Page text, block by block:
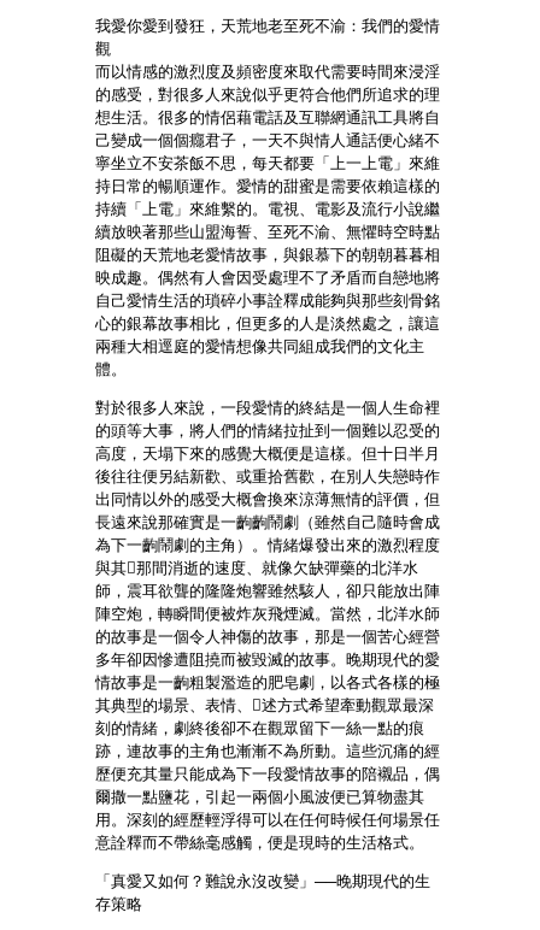
我愛你愛到發狂，天荒地老至死不渝：我們的愛情
觀
而以情感的激烈度及頻密度來取代需要時間來浸淫
的感受，對很多人來說似乎更符合他們所追求的理
想生活。很多的情侶藉電話及互聯網通訊工具將自
己變成一個個癮君子，一天不與情人通話便心緒不
寧坐立不安茶飯不思，每天都要「上一上電」來維
持日常的暢順運作。愛情的甜蜜是需要依賴這樣的
持續「上電」來維繫的。電視、電影及流行小說繼
續放映著那些山盟海誓、至死不渝、無懼時空時點
阻礙的天荒地老愛情故事，與銀慕下的朝朝暮暮相
映成趣。偶然有人會因受處理不了矛盾而自戀地將
自己愛情生活的瑣碎小事詮釋成能夠與那些刻骨銘
心的銀幕故事相比，但更多的人是淡然處之，讓這
兩種大相逕庭的愛情想像共同組成我們的文化主
體。
對於很多人來說，一段愛情的終結是一個人生命裡
的頭等大事，將人們的情緒拉扯到一個難以忍受的
高度，天塌下來的感覺大概便是這樣。但十日半月
後往往便另結新歡、或重拾舊歡，在別人失戀時作
出同情以外的感受大概會換來涼薄無情的評價，但
長遠來說那確實是一齣齣鬧劇（雖然自己隨時會成
為下一齣鬧劇的主角）。情緒爆發出來的激烈程度
與其那間消逝的速度、就像欠缺彈藥的北洋水
師，震耳欲聾的隆隆炮響雖然駭人，卻只能放出陣
陣空炮，轉瞬間便被炸灰飛煙滅。當然，北洋水師
的故事是一個令人神傷的故事，那是一個苦心經營
多年卻因慘遭阻撓而被毀滅的故事。晚期現代的愛
情故事是一齣粗製濫造的肥皂劇，以各式各樣的極
其典型的場景、表情、述方式希望牽動觀眾最深
刻的情緒，劇終後卻不在觀眾留下一絲一點的痕
跡，連故事的主角也漸漸不為所動。這些沉痛的經
歷便充其量只能成為下一段愛情故事的陪襯品，偶
爾撒一點鹽花，引起一兩個小風波便已算物盡其
用。深刻的經歷輕浮得可以在任何時候任何場景任
意詮釋而不帶絲毫感觸，便是現時的生活格式。
「真愛又如何？難說永沒改變」──晚期現代的生
存策略